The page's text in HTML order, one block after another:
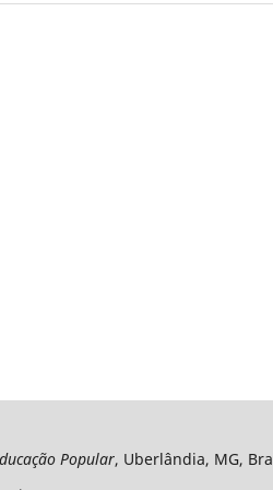
Popular, Uberlândia, MG,